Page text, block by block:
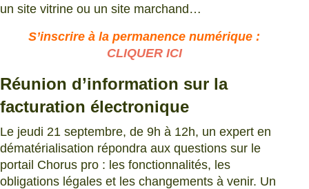
un site vitrine ou un site marchand…
S’inscrire à la permanence numérique :
CLIQUER ICI
Réunion d’information sur la
facturation électronique
Le jeudi 21 septembre, de 9h à 12h, un expert en
dématérialisation répondra aux questions sur le
portail Chorus pro : les fonctionnalités, les
obligations légales et les changements à venir. Un